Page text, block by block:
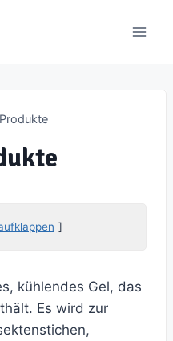
kühlendes Gel, das
Es wird zur